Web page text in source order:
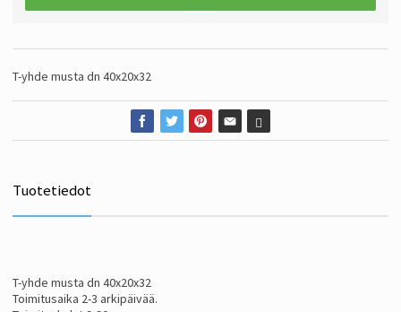
T-yhde musta dn 40x20x32
Tuotetiedot
T-yhde musta dn 40x20x32
Toimitusaika 2-3 arkipäivää.